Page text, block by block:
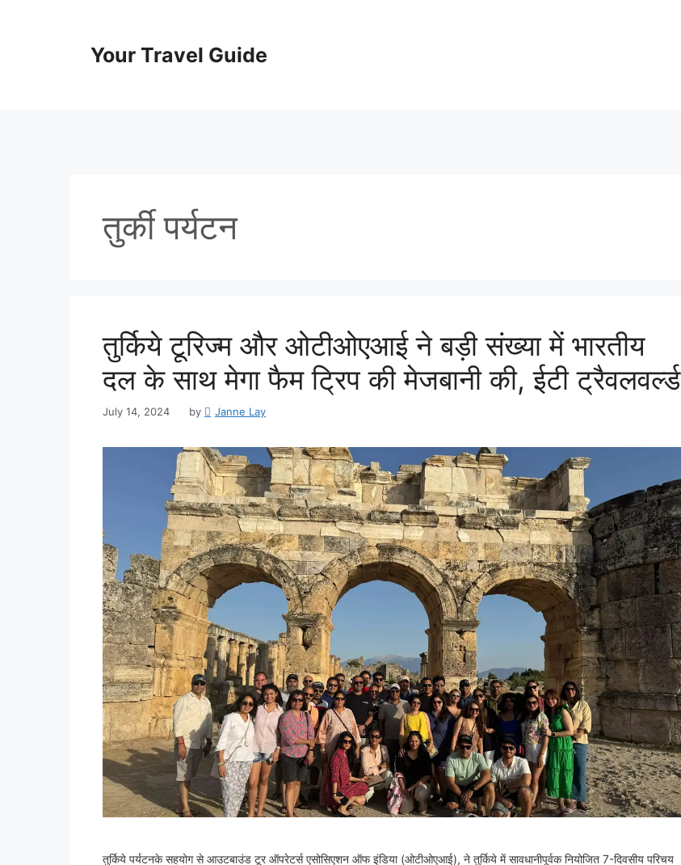
Your Travel Guide
तुर्की पर्यटन
तुर्किये टूरिज्म और ओटीओएआई ने बड़ी संख्या में भारतीय
दल के साथ मेगा फैम ट्रिप की मेजबानी की, ईटी ट्रैवलवर्ल्ड
July 14, 2024 by Janne Lay
तुर्किये पर्यटनके सहयोग से आउटबाउंड टूर ऑपरेटर्स एसोसिएशन ऑफ इंडिया (ओटीओएआई), ने तुर्किये में सावधानीपूर्वक नियोजित 7-दिवसीय परिचय